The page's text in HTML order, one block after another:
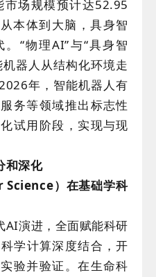
场规模预计达52.95
本体到大脑，具身智
“物理AI”与“具身智
器人从结构化环境走
年，智能机器人有
务等领域推出标志性
试用阶段，实现与现
和深化
）在基础学科
AI演进，全面赋能科研
学计算深度结合，开
验并验证。在生命科